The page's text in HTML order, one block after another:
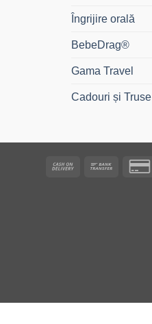
Îngrijire orală
BebeDrag®
Gama Travel
Cadouri și Truse
Cash
Bank